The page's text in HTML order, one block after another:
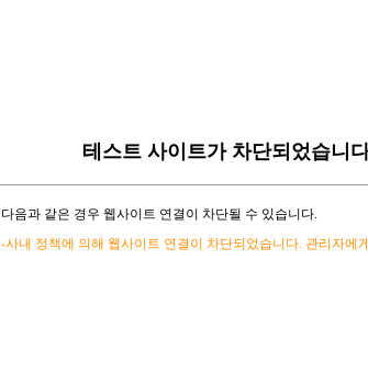
테스트 사이트가 차단되었습니
다음과 같은 경우 웹사이트 연결이 차단될 수 있습니다.
-사내 정책에 의해 웹사이트 연결이 차단되었습니다. 관리자에